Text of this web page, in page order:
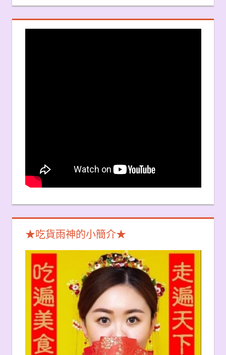
★吃貨雨神的小簡介★